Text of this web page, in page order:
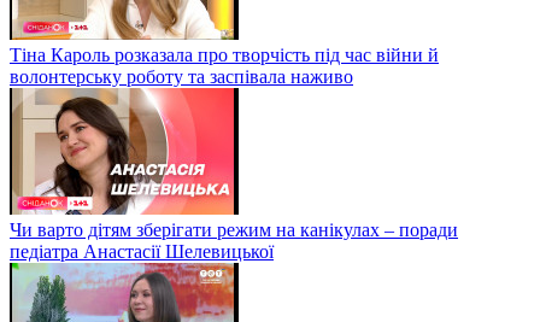
Тіна Кароль розказала про творчість під час війни й
волонтерську роботу та заспівала наживо
Чи варто дітям зберігати режим на канікулах – поради
педіатра Анастасії Шелевицької